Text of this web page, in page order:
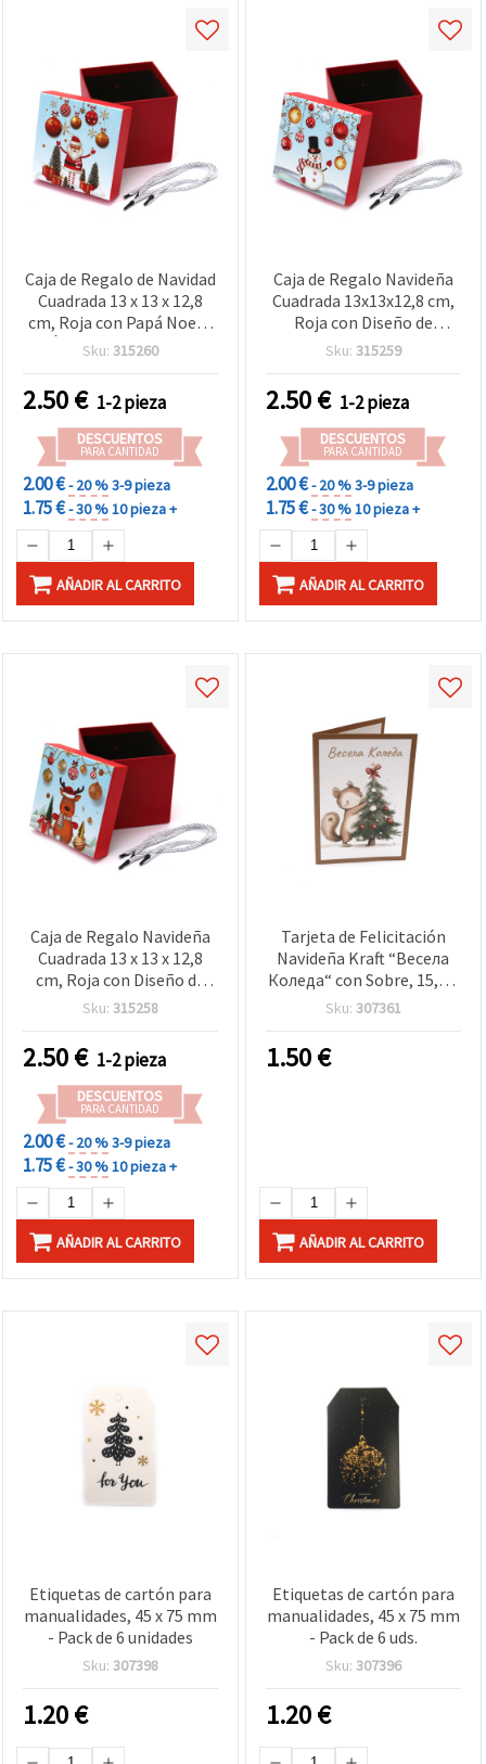
Caja de Regalo de Navidad
Cuadrada 13 x 13 x 12,8
cm, Roja con Papá Noel y
Árboles de Navidad
Sku: 315260
2.50€ 1-2 pieza
DESCUENTOS
PARA CANTIDAD
2.00 €- 20 %3-9 pieza
1.75 €- 30 %10 pieza +
AÑADIR AL CARRITO
Caja de Regalo Navideña
Cuadrada 13x13x12,8 cm,
Roja con Diseño de
Muñeco de Nieve
Sku: 315259
2.50€ 1-2 pieza
DESCUENTOS
PARA CANTIDAD
2.00 €- 20 %3-9 pieza
1.75 €- 30 %10 pieza +
AÑADIR AL CARRITO
Caja de Regalo Navideña
Cuadrada 13 x 13 x 12,8
cm, Roja con Diseño de
Reno, para Manualidades
Sku: 315258
2.50€ 1-2 pieza
DESCUENTOS
PARA CANTIDAD
2.00 €- 20 %3-9 pieza
1.75 €- 30 %10 pieza +
AÑADIR AL CARRITO
Tarjeta de Felicitación
Navideña Kraft “Весела
Коледа“ con Sobre, 15,5 x
10,5 cm - 1 unidad
Sku: 307361
1.50€
AÑADIR AL CARRITO
Etiquetas de cartón para
manualidades, 45 x 75 mm
- Pack de 6 unidades
Sku: 307398
1.20€
Etiquetas de cartón para
manualidades, 45 x 75 mm
- Pack de 6 uds.
Sku: 307396
1.20€